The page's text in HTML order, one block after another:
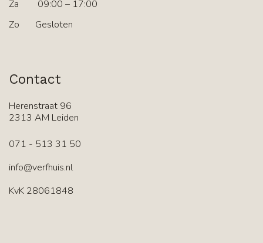
Za
09:00 – 17:00
Zo
Gesloten
Contact
Herenstraat 96
2313 AM Leiden
071 - 513 31 50
info@verfhuis.nl
KvK 28061848